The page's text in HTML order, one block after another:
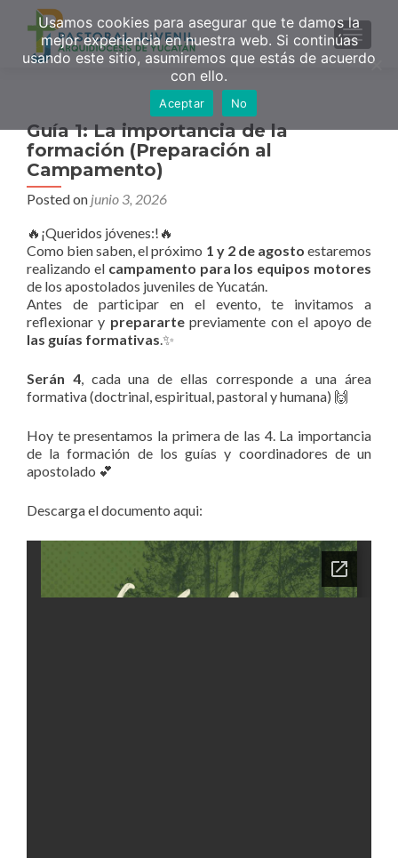
MENU
Guía 1: La importancia de la
formación (Preparación al
Campamento)
Posted on junio 3, 2026
🔥¡Queridos jóvenes:!🔥
Como bien saben, el próximo 1 y 2 de agosto estaremos
realizando el campamento para los equipos motores
de los apostolados juveniles de Yucatán.
Antes de participar en el evento, te invitamos a
reflexionar y preparartepreviamente con el apoyo de
las guías formativas.✨
Serán 4, cada una de ellas corresponde a una área
formativa (doctrinal, espiritual, pastoral y humana) 🙌
Hoy te presentamos la primera de las 4. La importancia
de la formación de los guías y coordinadores de un
apostolado 💕
Descarga el documento aqui:
Usamos cookies para asegurar que te damos la
mejor experiencia en nuestra web. Si continúas
usando este sitio, asumiremos que estás de acuerdo
con ello.
Aceptar No